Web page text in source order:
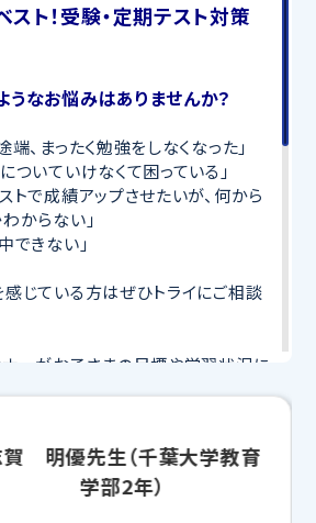
ト！受験・定期テスト対策
なお悩みはありませんか？
、まったく勉強をしなくなった」
ついていけなくて困っている」
トで成績アップさせたいが、何から
からない」
できない」
じている方はぜひトライにご相談
ーがお子さまの目標や学習状況に
ら、効率良く成績アップを目指せま
も利用できる「自習スペース」
る
明優先生（千葉大学教育
学部2年）